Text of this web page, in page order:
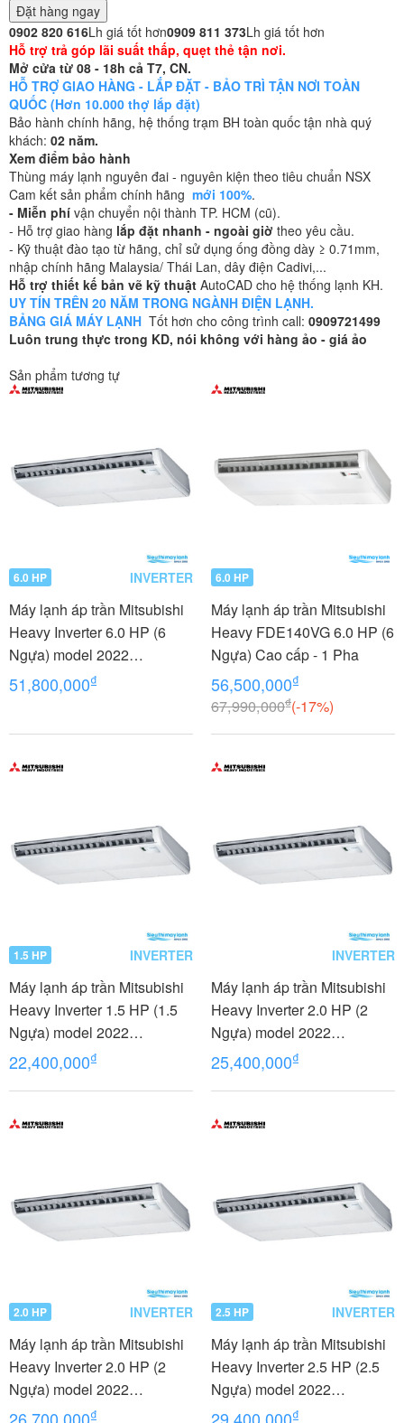
Đặt hàng ngay
0902 820 616Lh giá tốt hơn0909 811 373Lh giá tốt hơn
Hỗ trợ trả góp lãi suất thấp, quẹt thẻ tận nơi.
Mở cửa từ 08 - 18h cả T7, CN.
HỖ TRỢ GIAO HÀNG - LẮP ĐẶT - BẢO TRÌ TẬN NƠI TOÀN
QUỐC (Hơn 10.000 thợ lắp đặt)
Bảo hành chính hãng, hệ thống trạm BH toàn quốc tận nhà quý
khách: 02 năm.
Xem điểm bảo hành
Thùng máy lạnh nguyên đai - nguyên kiện theo tiêu chuẩn NSX
Cam kết sản phẩm chính hãng mới 100%.
- Miễn phí vận chuyển nội thành TP. HCM (cũ).
- Hỗ trợ giao hàng lắp đặt nhanh - ngoài giờ theo yêu cầu.
- Kỹ thuật đào tạo từ hãng, chỉ sử dụng ống đồng dày ≥ 0.71mm,
nhập chính hãng Malaysia/ Thái Lan, dây điện Cadivi,...
Hỗ trợ thiết kế bản vẽ kỹ thuật AutoCAD cho hệ thống lạnh KH.
UY TÍN TRÊN 20 NĂM TRONG NGÀNH ĐIỆN LẠNH.
BẢNG GIÁ MÁY LẠNH Tốt hơn cho công trình call: 0909721499
Luôn trung thực trong KD, nói không với hàng ảo - giá ảo
Sản phẩm tương tự
6.0 HP INVERTER
Máy lạnh áp trần Mitsubishi
Heavy Inverter 6.0 HP (6
Ngựa) model 2022
FDE140YA-
W5/FDC140YNA-W5/RCN-
51,800,000₫
6.0 HP
Máy lạnh áp trần Mitsubishi
Heavy FDE140VG 6.0 HP (6
Ngựa) Cao cấp - 1 Pha
56,500,000₫
67,990,000₫(-17%)
1.5 HP INVERTER
Máy lạnh áp trần Mitsubishi
Heavy Inverter 1.5 HP (1.5
Ngựa) model 2022
FDE40YA-W5/FDC40YNA-
W5/RCN-E-E3
22,400,000₫
INVERTER
Máy lạnh áp trần Mitsubishi
Heavy Inverter 2.0 HP (2
Ngựa) model 2022
FDE50YA-W5/FDC50YNA-
W5/RC-E5
25,400,000₫
2.0 HP INVERTER
Máy lạnh áp trần Mitsubishi
Heavy Inverter 2.0 HP (2
Ngựa) model 2022
FDE50YA-W5/FDC50YNA-
₫
2.5 HP INVERTER
Máy lạnh áp trần Mitsubishi
Heavy Inverter 2.5 HP (2.5
Ngựa) model 2022
FDE60YA-W5/FDC60YNA-
₫